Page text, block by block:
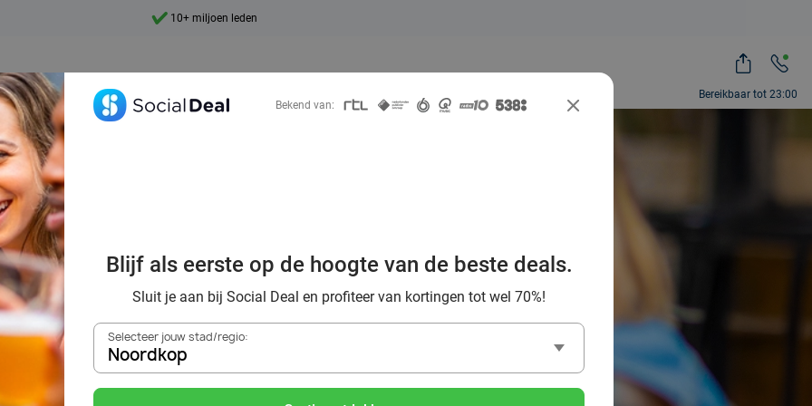
Bereikbaar tot 23:00
10+ miljoen leden
aan de high beer:
genieten
Bekend van:
Blijf als eerste op de hoogte van de beste deals.
Sluit je aan bij Social Deal en profiteer van kortingen tot wel 70%!
Selecteer jouw stad/regio:
Noordkop